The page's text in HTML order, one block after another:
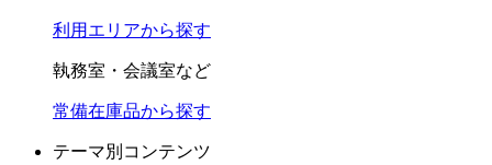
利用エリアから探す
執務室・会議室など
常備在庫品から探す
テーマ別コンテンツ